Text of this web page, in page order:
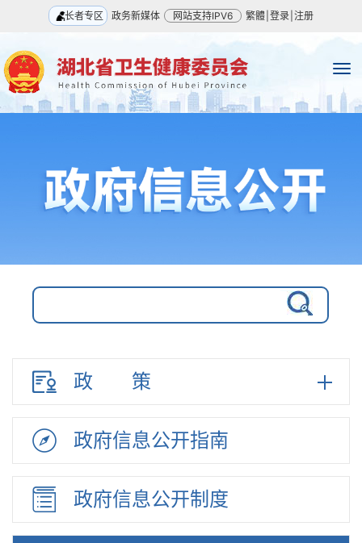
长者专区 政务新媒体 网站支持IPV6 繁體 登录 注册
政策
政府信息公开指南
政府信息公开制度